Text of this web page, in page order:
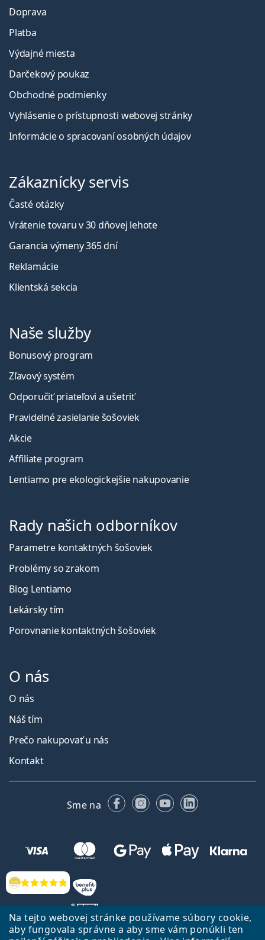
Na tejto webovej stránke používame súbory cookie,
aby fungovala správne a aby sme vám ponúkli ten
Hodnotenia
Doprava
Platba
Výdajné miesta
Darčekový poukaz
Obchodné podmienky
Vyhlásenie o prístupnosti webovej stránky
Informácie o spracovaní osobných údajov
Zákaznícky servis
Časté otázky
Vrátenie tovaru v 30 dňovej lehote
Garancia výmeny 365 dní
Reklamácie
Klientská sekcia
Naše služby
Bonusový program
Zľavový systém
Odporučiť priateľovi a ušetriť
Pravidelné zasielanie šošoviek
Akcie
Affiliate program
Lentiamo pre ekologickejšie nakupovanie
Rady našich odborníkov
Parametre kontaktných šošoviek
Problémy so zrakom
Blog Lentiamo
Lekársky tím
Porovnanie kontaktných šošoviek
O nás
O nás
Náš tím
Prečo nakupovať u nás
Kontakt
Sme na FacebookuInstagrame
YouTubeLinkedIn